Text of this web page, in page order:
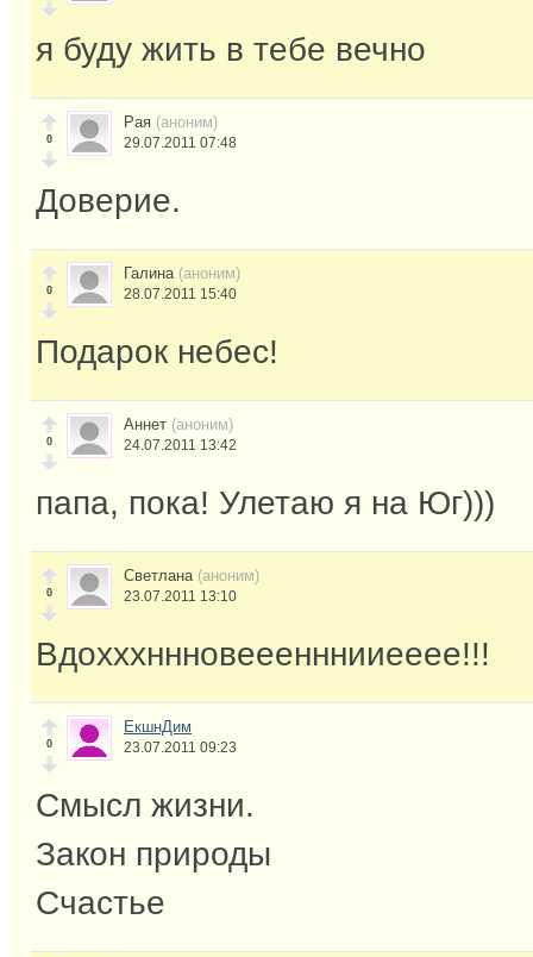
я буду жить в тебе вечно
0
Рая (аноним)
29.07.2011 07:48
Доверие.
0
Галина (аноним)
28.07.2011 15:40
Подарок небес!
0
Аннет (аноним)
24.07.2011 13:42
папа, пока! Улетаю я на Юг)))
0
Светлана (аноним)
23.07.2011 13:10
Вдохххннновееенннииееее!!!
0
ЕкшнДим
23.07.2011 09:23
Смысл жизни.
Закон природы
Счастье